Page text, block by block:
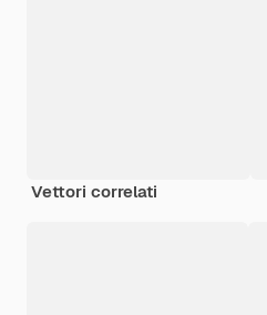
Vettori correlati